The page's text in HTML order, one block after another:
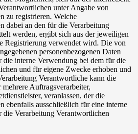
unter Angabe von
zu registrieren. Welche
dabei an den für die Verarbeitung
werden, ergibt sich aus der jeweiligen
Registrierung verwendet wird. Die von
personenbezogenen Daten
die interne Verwendung bei dem für die
und für eigene Zwecke erhoben und
Verantwortliche kann die
Auftragsverarbeiter,
veranlassen, der die
ebenfalls ausschließlich für eine interne
die Verarbeitung Verantwortlichen